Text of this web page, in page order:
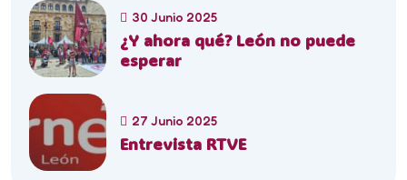
30 Junio 2025
¿Y ahora qué? León no puede
esperar
27 Junio 2025
Entrevista RTVE